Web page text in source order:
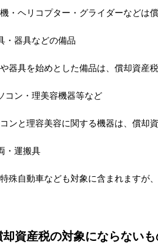
・ヘリコプター・グライダーなどは
・器具などの備品
器具を始めとした備品は、償却資産
コン・理美容機器等など
ンと理容美容に関する機器は、償却
・運搬具
殊自動車なども対象に含まれますが
却資産税の対象にならないも